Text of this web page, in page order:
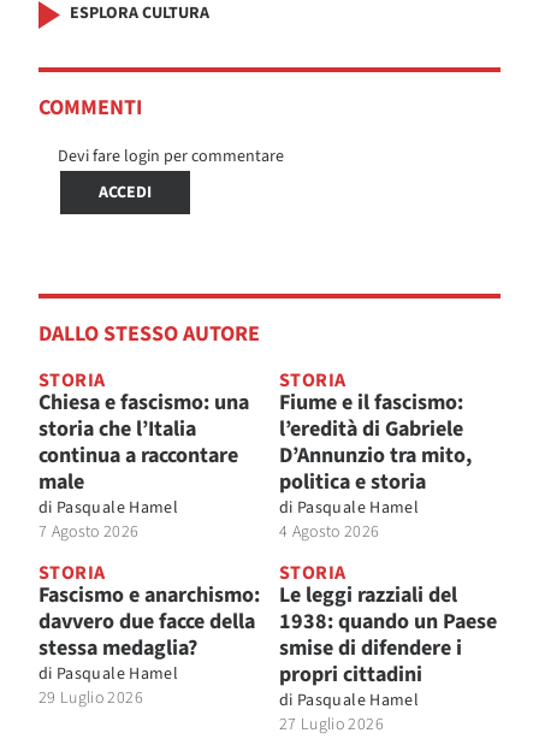
ESPLORA CULTURA
COMMENTI
Devi fare login per commentare
ACCEDI
DALLO STESSO AUTORE
STORIA
Chiesa e fascismo: una
storia che l’Italia
continua a raccontare
male
di Pasquale Hamel
7 Agosto 2026
STORIA
Fiume e il fascismo:
l’eredità di Gabriele
D’Annunzio tra mito,
politica e storia
di Pasquale Hamel
4 Agosto 2026
STORIA
Fascismo e anarchismo:
davvero due facce della
stessa medaglia?
di Pasquale Hamel
29 Luglio 2026
STORIA
Le leggi razziali del
1938: quando un Paese
smise di difendere i
propri cittadini
di Pasquale Hamel
27 Luglio 2026